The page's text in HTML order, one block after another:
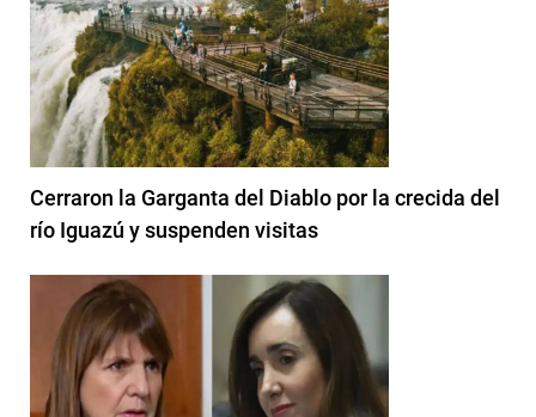
Cerraron la Garganta del Diablo por la crecida del
río Iguazú y suspenden visitas